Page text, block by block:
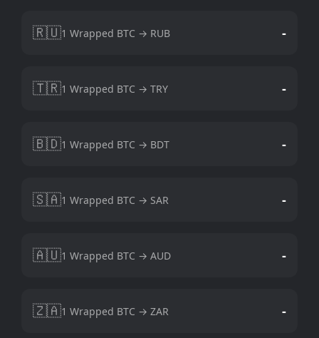
🇷🇺1 Wrapped BTC → RUB -
🇹🇷1 Wrapped BTC → TRY -
🇧🇩1 Wrapped BTC → BDT -
🇸🇦1 Wrapped BTC → SAR -
🇦🇺1 Wrapped BTC → AUD -
🇿🇦1 Wrapped BTC → ZAR -